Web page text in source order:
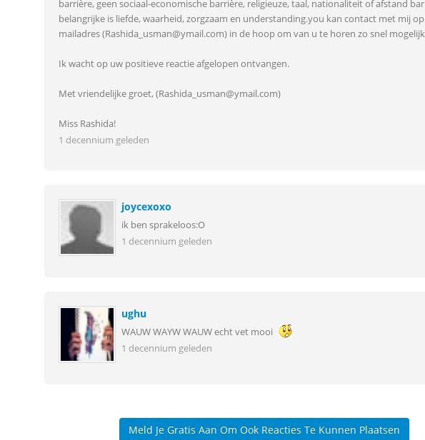
barrière, geen sociaal-economische barrière, religieuze, taal, nationaliteit of afstand
belangrijke is liefde, waarheid, zorgzaam en understanding.you kan contact met mij
mailadres (Rashida_usman@ymail.com) in de hoop om van u te horen zo snel
Ik wacht op uw positieve reactie afgelopen ontvangen.
Met vriendelijke groet, (Rashida_usman@ymail.com)
Miss Rashida!
1 decennium geleden
joycexoxo
ik ben sprakeloos:O
1 decennium geleden
ughu
WAUW WAYW WAUW echt vet mooi
1 decennium geleden
Meld Je Gratis Aan Om Ook Reacties Te Kunnen Plaatsen